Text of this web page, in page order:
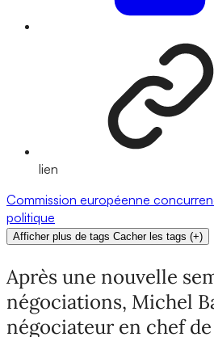
lien
Commission européenne
politique
Afficher plus de tags Cacher les tags (+)
Après une nouvelle
négociations, Michel
négociateur en chef